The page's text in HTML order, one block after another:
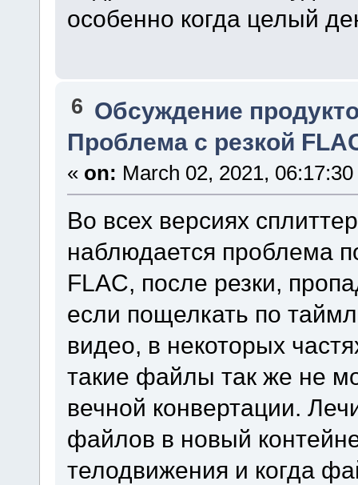
особенно когда целый
6 Обсуждение
Проблема с резкой
« on: March 02, 2021,
Во всех версиях
наблюдается проблема
FLAC, после резки,
если пощелкать по
видео, в некоторых
такие файлы так же не
вечной конвертации.
файлов в новый
телодвижения и когда